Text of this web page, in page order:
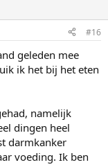
#16
geleden mee
ik het bij het eten
namelijk
dingen heel
darmkanker
voeding. Ik ben